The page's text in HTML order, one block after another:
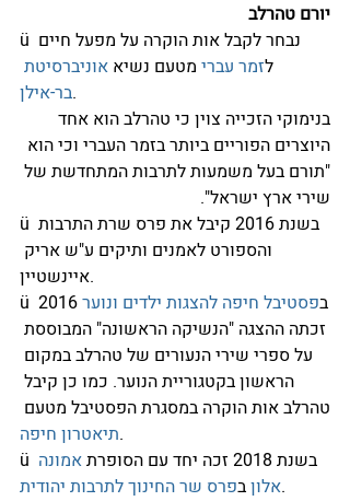
יורם טהרלב
ü נבחר לקבל אות הוקרה על מפעל חיים
לזמר עברי מטעם נשיא אוניברסיטת
בר-אילן.
בנימוקי הזכייה צוין כי טהרלב הוא אחד
היוצרים הפוריים ביותר בזמר העברי וכי הוא
"תורם בעל משמעות לתרבות המתחדשת של
שירי ארץ ישראל".
ü בשנת 2016 קיבל את פרס שרת התרבות
והספורט לאמנים ותיקים ע"ש אריק
איינשטיין.
ü בפסטיבל חיפה להצגות ילדים ונוער
זכתה ההצגה "הנשיקה הראשונה" המבוססת
על ספרי שירי הנעורים של טהרלב במקום
הראשון בקטגוריית הנוער. כמו כן קיבל
טהרלב אות הוקרה במסגרת הפסטיבל מטעם
תיאטרון חיפה.
ü בשנת 2018 זכה יחד עם הסופרת
אמונה
אלון בפרס שר החינוך לתרבות יהודית
.